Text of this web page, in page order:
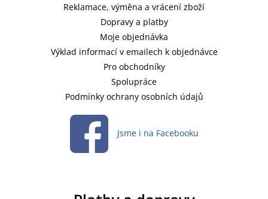
Reklamace, výměna a vrácení zboží
Dopravy a platby
Moje objednávka
Výklad informací v emailech k objednávce
Pro obchodníky
Spolupráce
Podmínky ochrany osobních údajů
Jsme i na Facebooku